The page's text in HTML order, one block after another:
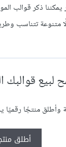
ذكر قوالب
متنوعة
قوالبك
وأطلق منتجًا
أطلق